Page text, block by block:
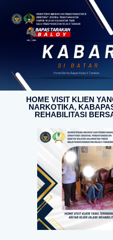
HOME VISIT KLIEN
NARKOTIKA,
REHABILITASI